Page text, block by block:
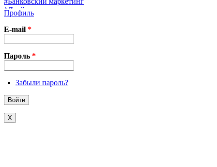
#Драйверы страхования
#Финконгресс ЦБ
#PB&WM
#UX/CX
#Экосистемы
X
Профиль
E-mail *
Пароль *
Забыли пароль?
X